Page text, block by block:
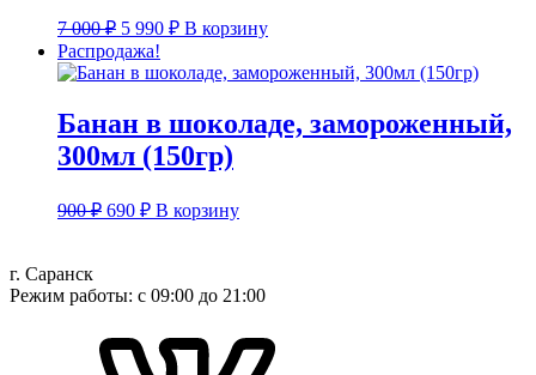
7 000₽ Первоначальная
цена
составляла
7
5 990 ₽Текущая
цена:
5
В корзину
Распродажа!
Банан в шоколаде, замороженный,
300мл (150гр)
900₽ Первоначальная
690 ₽Текущая
цена:
В корзину
г. Саранск
Режим работы: с 09:00 до 21:00